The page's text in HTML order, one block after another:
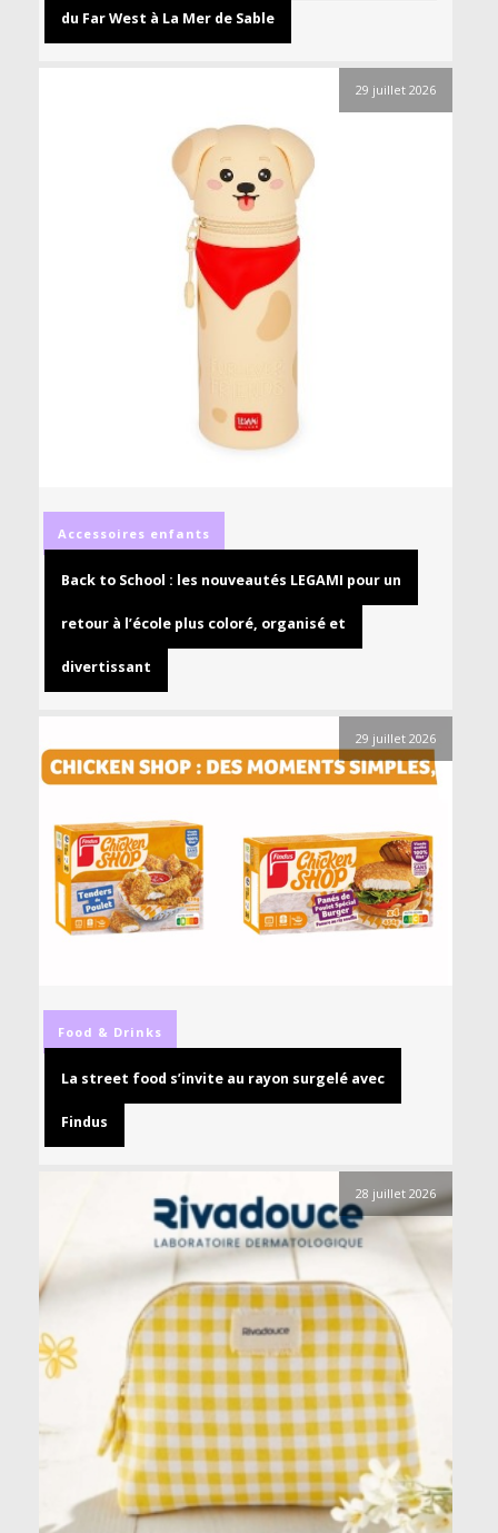
du Far West à La Mer de Sable
29 juillet 2026
Accessoires enfants
Back to School : les nouveautés LEGAMI pour un
retour à l’école plus coloré, organisé et
divertissant
29 juillet 2026
Food & Drinks
La street food s’invite au rayon surgelé avec
Findus
28 juillet 2026